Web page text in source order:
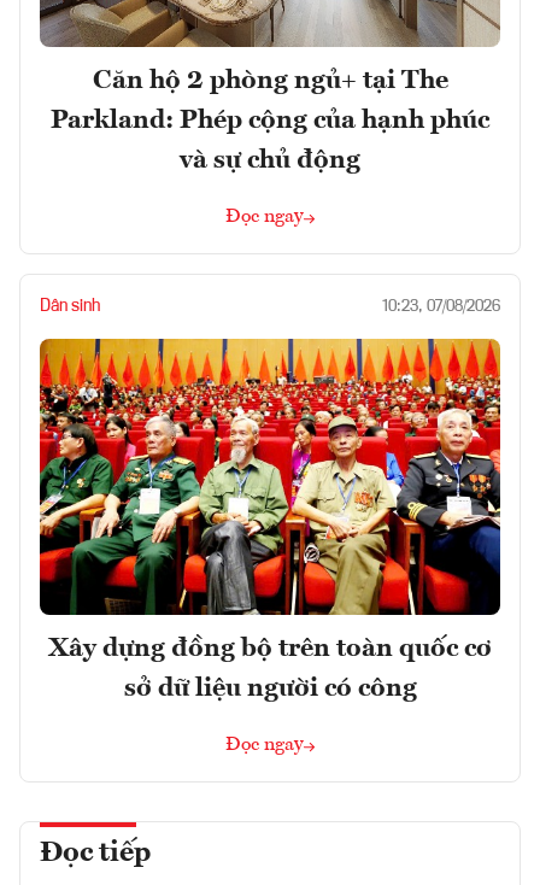
Căn hộ 2 phòng ngủ+ tại The
Parkland: Phép cộng của hạnh phúc
và sự chủ động
Đọc ngay
Dân sinh 10:23, 07/08/2026
Xây dựng đồng bộ trên toàn quốc cơ
sở dữ liệu người có công
Đọc ngay
Đọc tiếp